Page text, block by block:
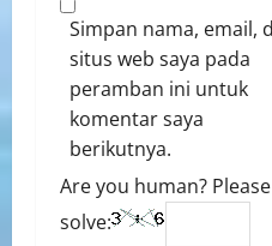
Simpan nama, email,
situs web saya pada
peramban ini untuk
komentar saya
berikutnya.
Are you human? Please
solve: